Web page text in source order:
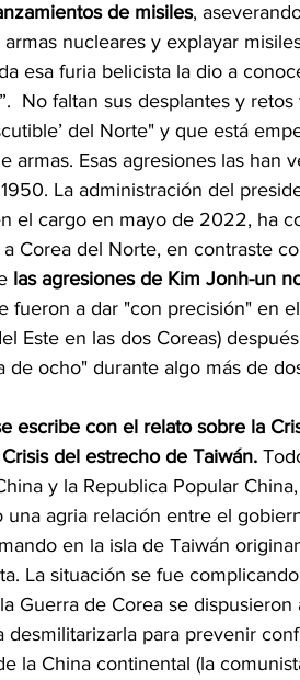
de misiles,
nucleares y explayar
esa furia belicista la dio a
No faltan sus desplantes y
del Norte" y que está
armas. Esas agresiones las han
La administración del
el cargo en mayo de 2022, ha
Corea del Norte, en contraste
las agresiones de Kim Jonh-un
fueron a dar "con precisión" en
Este en las dos Coreas)
de ocho" durante algo más de
escribe con el relato sobre la
del estrecho de Taiwán.
y la Republica Popular
una agria relación entre el
en la isla de Taiwán
La situación se fue
Guerra de Corea se
desmilitarizarla para prevenir
la China continental (la